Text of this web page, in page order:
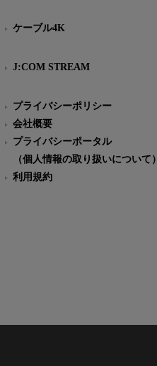
ケーブル4K
J:COM STREAM
プライバシーポリシー
会社概要
プライバシーポータル
（個人情報の取り扱いについて）
利用規約